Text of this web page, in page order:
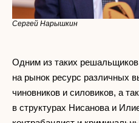
Сергей Нарышкин
Одним из таких
на рынок ресурс различных
чиновников и силовиков, а
в структурах Нисанова и